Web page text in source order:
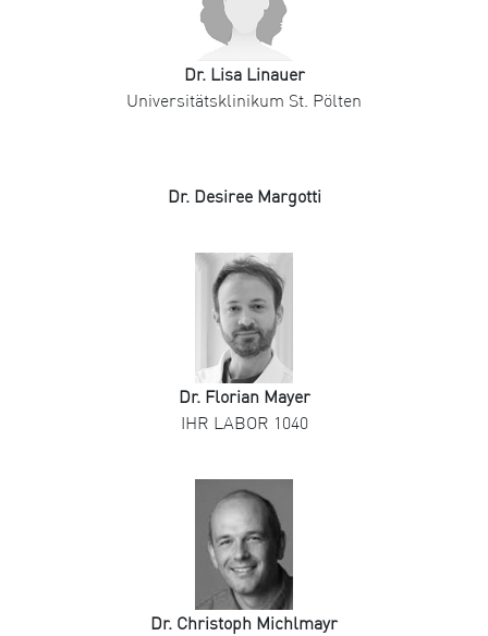
Dr. Lisa Linauer
Universitätsklinikum St. Pölten
Dr. Desiree Margotti
Dr. Florian Mayer
IHR LABOR 1040
Dr. Christoph Michlmayr